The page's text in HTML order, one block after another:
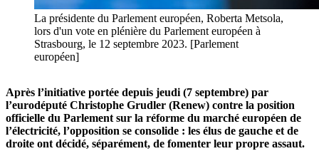
La présidente du Parlement européen, Roberta Metsola,
lors d'un vote en plénière du Parlement européen à
Strasbourg, le 12 septembre 2023. [Parlement
européen]
Après l’initiative portée depuis jeudi (7 septembre) par
l’eurodéputé Christophe Grudler (Renew) contre la position
officielle du Parlement sur la réforme du marché européen de
l’électricité, l’opposition se consolide : les élus de gauche et de
droite ont décidé, séparément, de fomenter leur propre assaut.